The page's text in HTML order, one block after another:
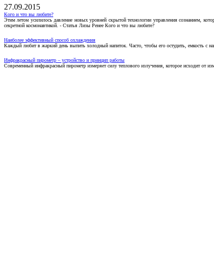
27.09.2015
Кого и что вы любите?
Этим летом усилилось давление новых уровней скрытой технологии управления сознанием,
секретной космонавтикой. - Статья Лизы Ренее Кого и что вы любите?
Наиболее эффективный способ охлаждения
Каждый любит в жаркий день выпить холодный напиток. Часто, чтобы его остудить, емкость с
Инфракрасный пирометр – устройство и принцип работы
Современный инфракрасный пирометр измеряет силу теплового излучения, которое исходит от